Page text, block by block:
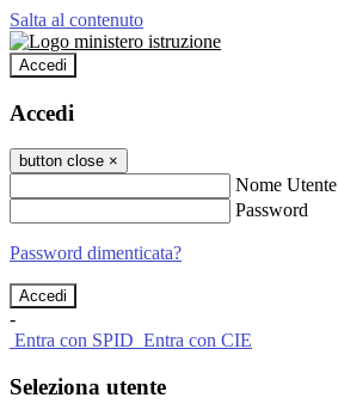
Salta al contenuto
Accedi
Accedi
button close ×
Nome Utente
Password
Password dimenticata?
-
Entra con SPID Entra con CIE
Seleziona utente